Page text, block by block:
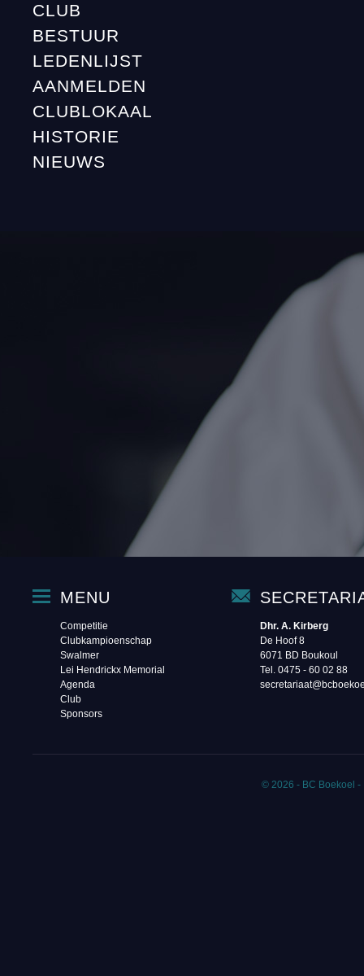
CLUB
BESTUUR
LEDENLIJST
AANMELDEN
CLUBLOKAAL
HISTORIE
NIEUWS
MENU
Competitie
Clubkampioenschap
Swalmer
Lei Hendrickx Memorial
Agenda
Club
Sponsors
Dhr. A. Kirberg
De Hoof 8
6071 BD Boukoul
Tel. 0475 - 60 02 88‬
© 2026 - BC Boekoel